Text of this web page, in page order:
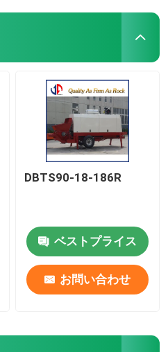
DBTS90-18-186R
ベストプライス
お問い合わせ